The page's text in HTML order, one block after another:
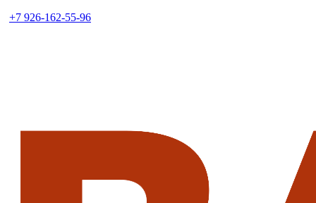
+7 926-162-55-96